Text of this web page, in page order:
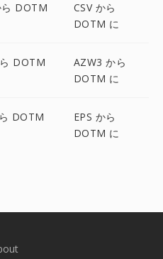
DOTM
CSV から
DOTM に
DOTM
AZW3 から
DOTM に
DOTM
EPS から
DOTM に